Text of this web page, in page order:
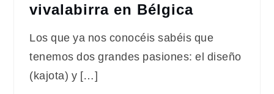
vivalabirra en Bélgica
Los que ya nos conocéis sabéis que
tenemos dos grandes pasiones: el diseño
(kajota) y […]